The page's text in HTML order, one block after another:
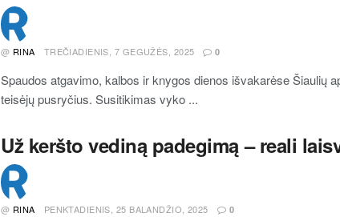
@ RINA TREČIADIENIS, 7 GEGUŽĖS, 2025 0
Spaudos atgavimo, kalbos ir knygos dienos išvakarėse Šiaulių
teisėjų pusryčius. Susitikimas vyko ...
Už keršto vediną padegimą – reali
@ RINA PENKTADIENIS, 25 BALANDŽIO, 2025 0